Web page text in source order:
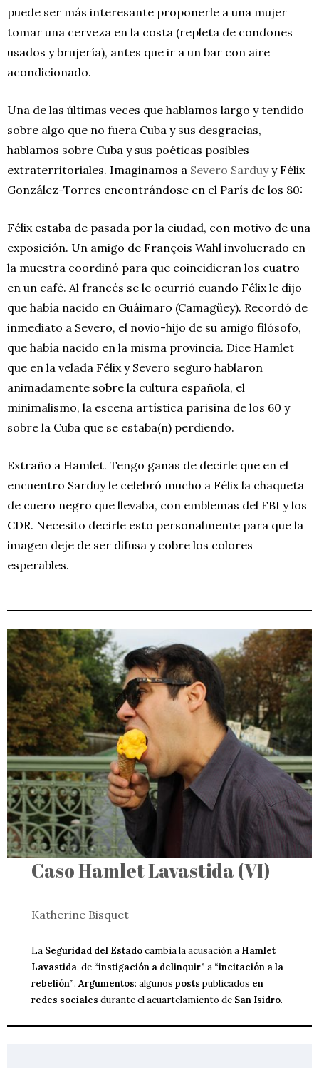
puede ser más interesante proponerle a una mujer
tomar una cerveza en la costa (repleta de condones
usados y brujería), antes que ir a un bar con aire
acondicionado.
Una de las últimas veces que hablamos largo y tendido
sobre algo que no fuera Cuba y sus desgracias,
hablamos sobre Cuba y sus poéticas posibles
extraterritoriales. Imaginamos a Severo Sarduyy Félix
González-Torres encontrándose en el París de los 80:
Félix estaba de pasada por la ciudad, con motivo de una
exposición. Un amigo de François Wahl involucrado en
la muestra coordinó para que coincidieran los cuatro
en un café. Al francés se le ocurrió cuando Félix le dijo
que había nacido en Guáimaro (Camagüey). Recordó de
inmediato a Severo, el novio-hijo de su amigo filósofo,
que había nacido en la misma provincia. Dice Hamlet
que en la velada Félix y Severo seguro hablaron
animadamente sobre la cultura española, el
minimalismo, la escena artística parisina de los 60 y
sobre la Cuba que se estaba(n) perdiendo.
Extraño a Hamlet. Tengo ganas de decirle que en el
encuentro Sarduy le celebró mucho a Félix la chaqueta
de cuero negro que llevaba, con emblemas del FBI y los
CDR. Necesito decirle esto personalmente para que la
imagen deje de ser difusa y cobre los colores
esperables.
Caso Hamlet Lavastida (VI)
Katherine Bisquet
La Seguridad del Estadocambia la acusación a Hamlet
Lavastida, de “instigación a delinquir” a “incitación a la
rebelión”.Argumentos: algunosposts publicados en
redes sociales durante el acuartelamiento de San Isidro.